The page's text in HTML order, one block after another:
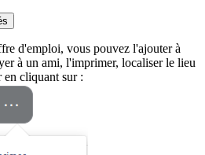
d'emploi, vous pouvez l'ajouter à
à un ami, l'imprimer, localiser le lieu
en cliquant sur :